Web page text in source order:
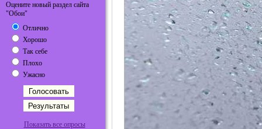
Оцените новый раздел сайта
"Обои"
Отлично
Хорошо
Так себе
Плохо
Ужасно
Показать все опросы